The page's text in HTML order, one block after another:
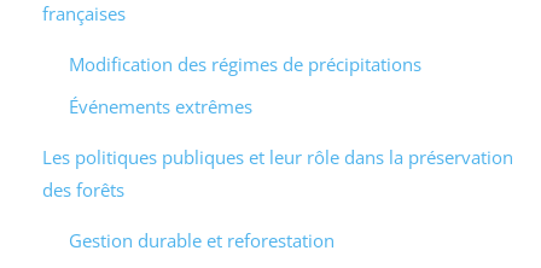
françaises
Modification des régimes de précipitations
Événements extrêmes
Les politiques publiques et leur rôle dans la préservation
des forêts
Gestion durable et reforestation